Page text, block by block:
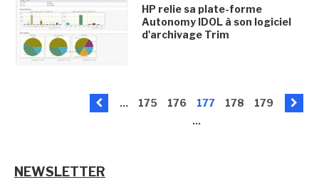
HP relie sa plate-forme
Autonomy IDOL à son logiciel
d'archivage Trim
... 175 176 177 178
179
...
NEWSLETTER